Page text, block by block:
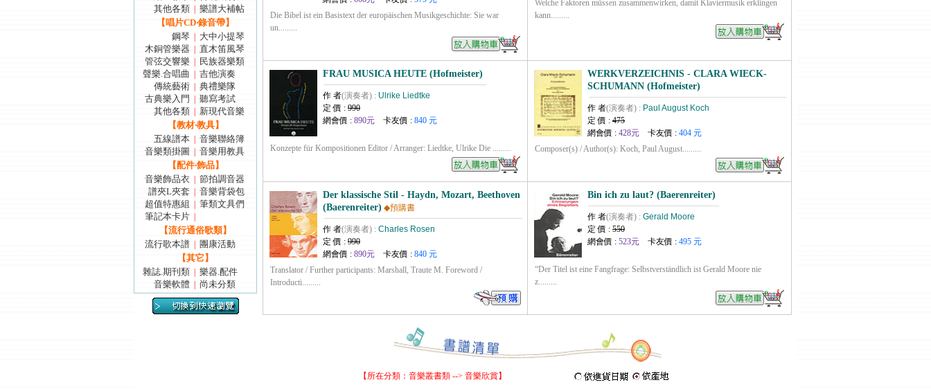
其他各類
樂譜大補帖
【唱片CD‧錄音帶】
鋼琴
大中小提琴
木銅管樂器
直木笛風琴
管弦交響樂
民族器樂類
聲樂.合唱曲
吉他演奏
傳統藝術
典禮樂隊
古典樂入門
聽寫考試
其他各類
新現代音樂
【教材‧教具】
五線譜本
音樂聯絡簿
音樂類掛圖
音樂用教具
【配件‧飾品】
音樂飾品衣
節拍調音器
譜夾L夾套
音樂背袋包
超值特惠組
筆類文具們
筆記本卡片
【流行通俗歌類】
流行歌本譜
團康活動
【其它】
雜誌.期刊類
樂器.配件
音樂軟體
尚未分類
Die Bibel ist ein Basistext der europäischen Musikgeschichte: Sie war
un.........
Welche Faktoren müssen zusammenwirken, damit Klaviermusik erklingen
kann.........
FRAU MUSICA HEUTE (Hofmeister)
作 者(演奏者) : Ulrike Liedtke
定 價 : 990
網會價 : 890元 卡友價 : 840 元
Konzepte für Kompositionen Editor / Arranger: Liedtke, Ulrike Die .........
WERKVERZEICHNIS - CLARA WIECK-
SCHUMANN (Hofmeister)
作 者(演奏者) : Paul August Koch
定 價 : 475
網會價 : 428元 卡友價 : 404 元
Composer(s) / Author(s): Koch, Paul August.........
Der klassische Stil - Haydn, Mozart, Beethoven
(Baerenreiter) ◆預購書
作 者(演奏者) : Charles Rosen
定 價 : 990
網會價 : 890元 卡友價 : 840 元
Translator / Further participants: Marshall, Traute M. Foreword /
Introducti.........
Bin ich zu laut? (Baerenreiter)
作 者(演奏者) : Gerald Moore
定 價 : 550
網會價 : 523元 卡友價 : 495 元
“Der Titel ist eine Fangfrage: Selbstverständlich ist Gerald Moore nie
z.........
【所在分類： 音樂叢書類 --> 音樂欣賞】